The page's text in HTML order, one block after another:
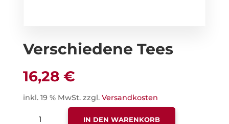
Verschiedene Tees
16,28 €
inkl. 19 % MwSt. zzgl. Versandkosten
VERSCHIEDENE
IN DEN WARENKORB